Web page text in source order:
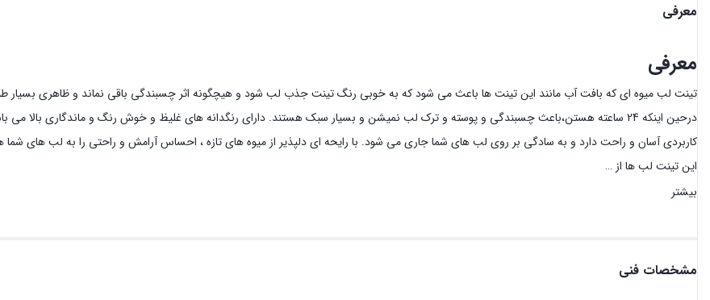
معرفی
معرفی
تینت لب میوه ای که بافت آب مانند این تینت ها باعث می شود که به خوبی رنگ تینت جذب لب شود و هیچگونه اثر چسبندگی باقی نماند و ظاهری بسیار
درحین اینکه 24 ساعته هستن،باعث چسبندگی و پوسته و ترک لب نمیشن و بسیار سبک هستند. دارای رنگدانه های غلیظ و خوش رنگ و ماندگاری بالا می
کاربردی آسان و راحت دارد و به سادگی بر روی لب های شما جاری می شود. با رایحه ای دلپذیر از میوه های تازه ، احساس آرامش و راحتی را به لب های
این تینت لب ها از …
بیشتر
مشخصات فنی